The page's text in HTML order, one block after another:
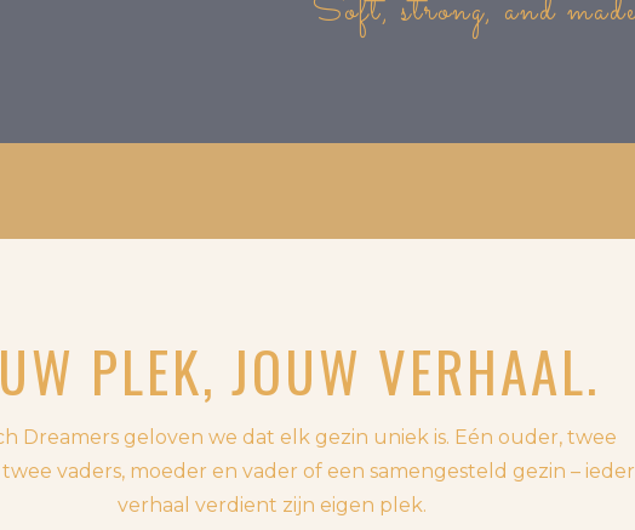
Soft, strong, and
PLEK, JOUW VERHAAL.
Dreamers geloven we dat elk gezin uniek is. Eén ouder, twee
vaders, moeder en vader of een samengesteld gezin – ieder
verhaal verdient zijn eigen plek.